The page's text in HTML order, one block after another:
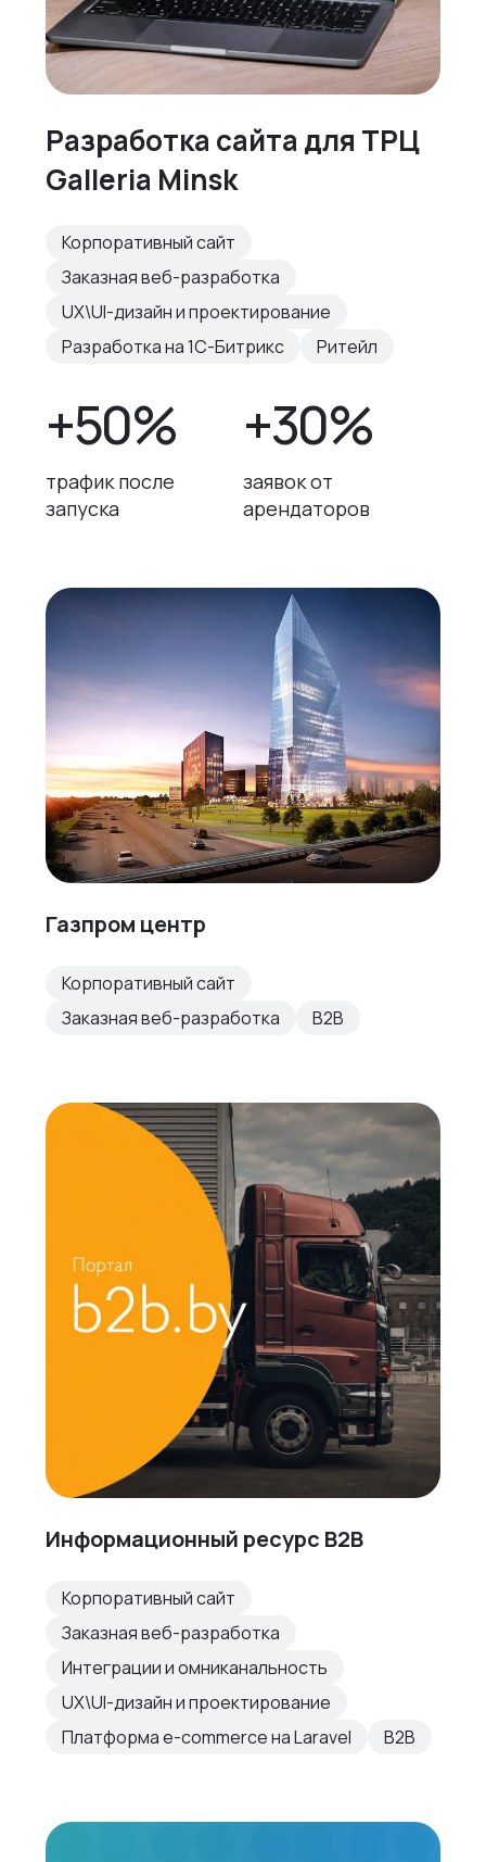
Разработка сайта для ТРЦ
Galleria Minsk
Корпоративный сайт
Заказная веб-разработка
UX\UI-дизайн и проектирование
Разработка на 1С-Битрикс
Ритейл
+50%
трафик после
запуска
+30%
заявок от
арендаторов
Газпром центр
Корпоративный сайт
Заказная веб-разработка
B2B
Информационный ресурс B2B
Корпоративный сайт
Заказная веб-разработка
Интеграции и омниканальность
UX\UI-дизайн и проектирование
Платформа e-commerce на Laravel
B2B